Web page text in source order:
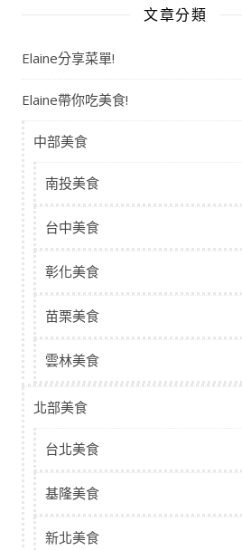
文章分類
Elaine分享菜單!
Elaine帶你吃美食!
中部美食
南投美食
台中美食
彰化美食
苗栗美食
雲林美食
北部美食
台北美食
基隆美食
新北美食